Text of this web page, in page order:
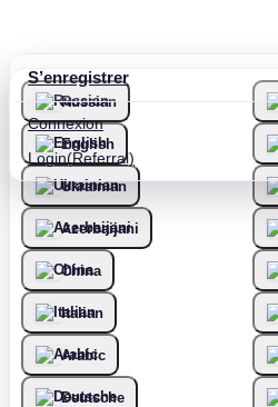
Russian
English
Ukrainian
Azerbaijani
China
Italian
Arabic
Deutsche
S’enregistrer
Connexion
Login(Referral)